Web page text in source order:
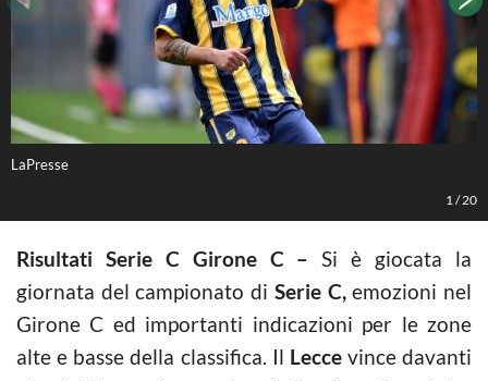
LaPresse
1 /20
Risultati Serie C Girone C – Si è giocata la
giornata del campionato di Serie C,emozioni nel
Girone C ed importanti indicazioni per le zone
alte e basse della classifica. Il Leccevince davanti